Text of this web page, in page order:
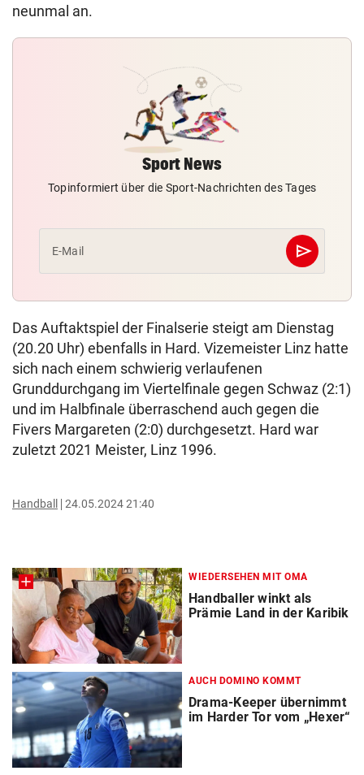
neunmal an.
Sport News
Topinformiert über die Sport-Nachrichten des Tages
E-Mail send
Abschicken
Das Auftaktspiel der Finalserie steigt am Dienstag
(20.20 Uhr) ebenfalls in Hard. Vizemeister Linz hatte
sich nach einem schwierig verlaufenen
Grunddurchgang im Viertelfinale gegen Schwaz (2:1)
und im Halbfinale überraschend auch gegen die
Fivers Margareten (2:0) durchgesetzt. Hard war
zuletzt 2021 Meister, Linz 1996.
Handball 24.05.2024 21:40
WIEDERSEHEN MIT OMA
Handballer winkt als
Prämie Land in der Karibik
AUCH DOMINO KOMMT
Drama-Keeper übernimmt
im Harder Tor vom „Hexer“